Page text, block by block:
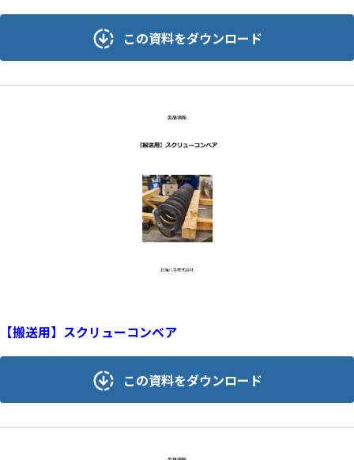
この資料をダウンロード
【搬送用】スクリューコンベア
この資料をダウンロード